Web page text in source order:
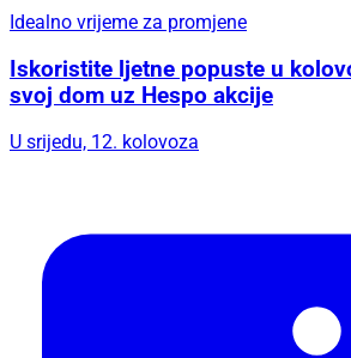
Idealno vrijeme za promjene
Iskoristite ljetne popuste u
svoj dom uz Hespo akcije
U srijedu, 12. kolovoza